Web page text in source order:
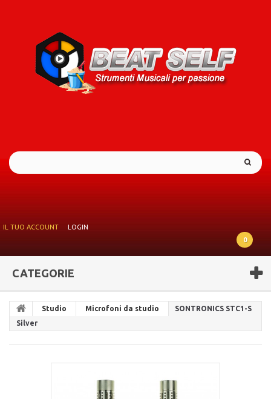
IL TUO ACCOUNT
LOGIN
0
CATEGORIE
Studio Microfoni da studio
SONTRONICS STC1-S
Silver